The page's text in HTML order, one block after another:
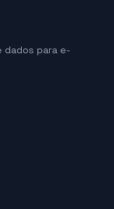
dados para e-